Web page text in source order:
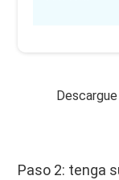
Paso 2: tenga